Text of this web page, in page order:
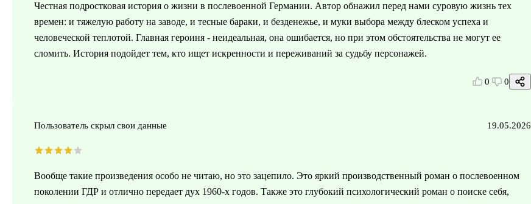
Честная подростковая история о жизни в послевоенной Германии. Автор обнажил перед нами суровую жизнь тех
времен: и тяжелую работу на заводе, и тесные бараки, и безденежье, и муки выбора между блеском успеха и
человеческой теплотой. Главная героиня - неидеальная, она ошибается, но при этом обстоятельства не могут ее
сломить. История подойдет тем, кто ищет искренности и переживаний за судьбу персонажей.
0 0
Пользователь скрыл свои данные 19.05.2026
Вообще такие произведения особо не читаю, но это зацепило. Это яркий производственный роман о послевоенном
поколении ГДР и отлично передает дух 1960-х годов. Также это глубокий психологический роман о поиске себя,